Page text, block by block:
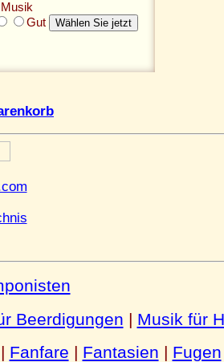
Gut
Beerdigungen | Musik für
| Fanfare | Fantasien | Fugen